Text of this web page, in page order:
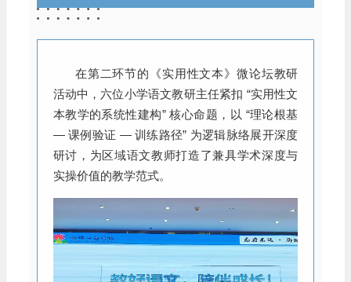
在第二环节的《实用性文本》微论坛教研
活动中，六位小学语文教研主任紧扣 “实用性文
本教学的系统性建构” 核心命题，以 “理论根基
— 课例验证 — 训练路径” 为逻辑脉络展开深度
研讨，为区域语文教师打造了兼具学术深度与
实操价值的教学范式。